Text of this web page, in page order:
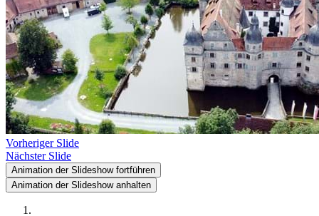
Vorheriger Slide
Nächster Slide
Animation der Slideshow fortführen
Animation der Slideshow anhalten